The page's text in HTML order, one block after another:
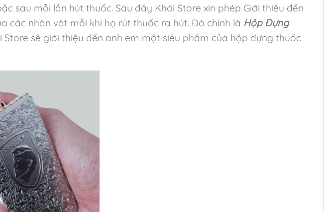
sau mỗi lần hút thuốc. Sau đây Khói Store xin phép Giới thiệu đến
các nhân vật mỗi khi họ rút thuốc ra hút. Đó chính là Hộp Đựng
sẽ giới thiệu đến anh em một siêu phẩm của hộp đựng thuốc